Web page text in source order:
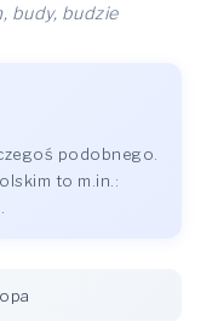
budy, budzie
podobnego.
to m.in.: